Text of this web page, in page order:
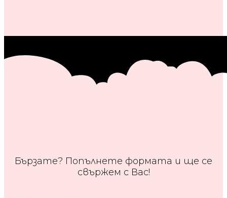
Бързате? Попълнете формата и ще се
свържем с Вас!